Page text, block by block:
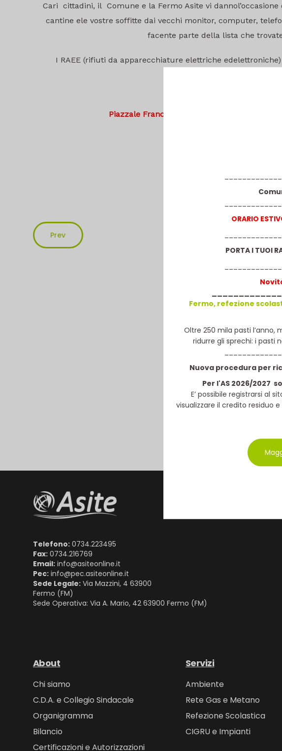
ORARIO
PORTA I TUOI
Fermo, refezione
Oltre 250 mila pasti l’anno,
ridurre gli sprechi: i pasti
Nuova procedura per
Per l'AS 2026/2027
E’ possibile registrarsi al
visualizzare il credito residuo
Cari cittadini, il Comune e la Fermo Asite vi
cantine ele vostre soffitte dai vecchi monitor, computer,
facente parte della lista che
I RAEE (rifiuti da apparecchiature elettriche
Piazzale Francesco Zama – adiacente la
Prev
Telefono: 0734.223495
Fax: 0734.216769
Email: info@asiteonline.it
Pec: info@pec.asiteonline.it
Sede Legale: Via Mazzini, 4 63900
Fermo (FM)
Sede Operativa: Via A. Mario, 42 63900 Fermo (FM)
About
Chi siamo
C.D.A. e Collegio Sindacale
Organigramma
Bilancio
Certificazioni e Autorizzazioni
Servizi
Ambiente
Rete Gas e Metano
Refezione Scolastica
CIGRU e Impianti